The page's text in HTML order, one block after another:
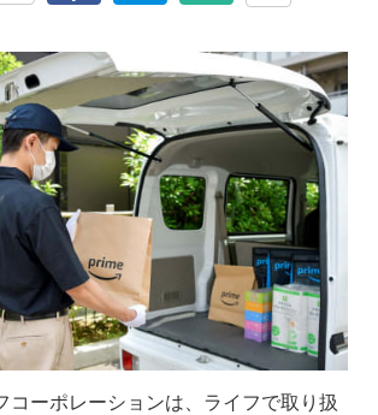
コーポレーションは、ライフで取り扱